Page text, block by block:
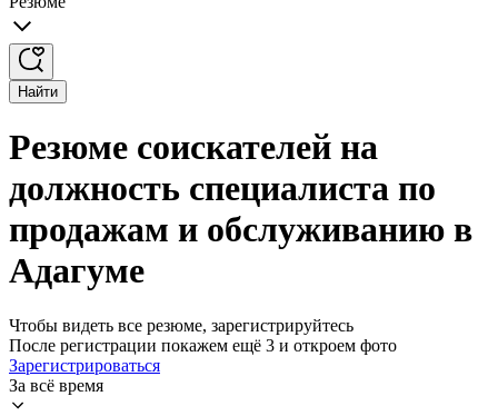
Найти
Резюме соискателей на
должность специалиста по
продажам и обслуживанию в
Адагуме
Чтобы видеть все резюме, зарегистрируйтесь
После регистрации покажем ещё 3 и откроем фото
Зарегистрироваться
За всё время